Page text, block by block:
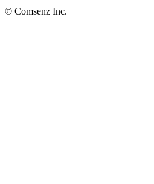
© Comsenz Inc.